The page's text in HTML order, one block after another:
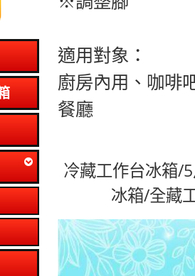
適用對象：
廚房內用、咖啡
餐廳
冷藏工作台冰箱/
冰箱/全藏